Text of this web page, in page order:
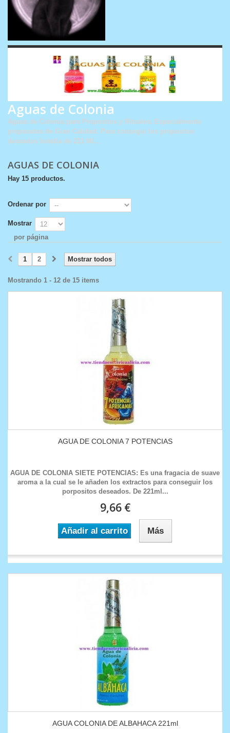
Aguas de Colonia
Aguas de Colonia para Propositos y Rituales: Especialmente
preparadas de Gran Calidad. Para consegui los propositos
deseados botella de 221 Ml...
AGUAS DE COLONIA
Hay 15 productos.
Ordenar por
Mostrar
por página
Mostrar todos
1 2
Mostrando 1 - 12 de 15 items
AGUA DE COLONIA 7 POTENCIAS
AGUA DE COLONIA SIETE POTENCIAS: Es una fragacia de suave
aroma a la cual se le añaden los extractos para conseguir los
porpositos deseados. De 221ml...
9,66 €
Añadir al carrito Más
AGUA COLONIA DE ALBAHACA 221ml